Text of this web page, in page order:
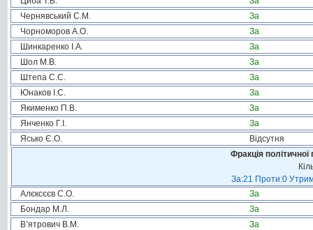
Чернявський С.М.
За
Чорноморов А.О.
За
Шинкаренко І.А.
За
Шол М.В.
За
Штепа С.С.
За
Юнаков І.С.
За
Якименко П.В.
За
Янченко Г.І.
За
Ясько Є.О.
Відсутня
Фракція
За:21 Проти:0
Алєксєєв С.О.
За
Бондар М.Л.
За
В’ятрович В.М.
За